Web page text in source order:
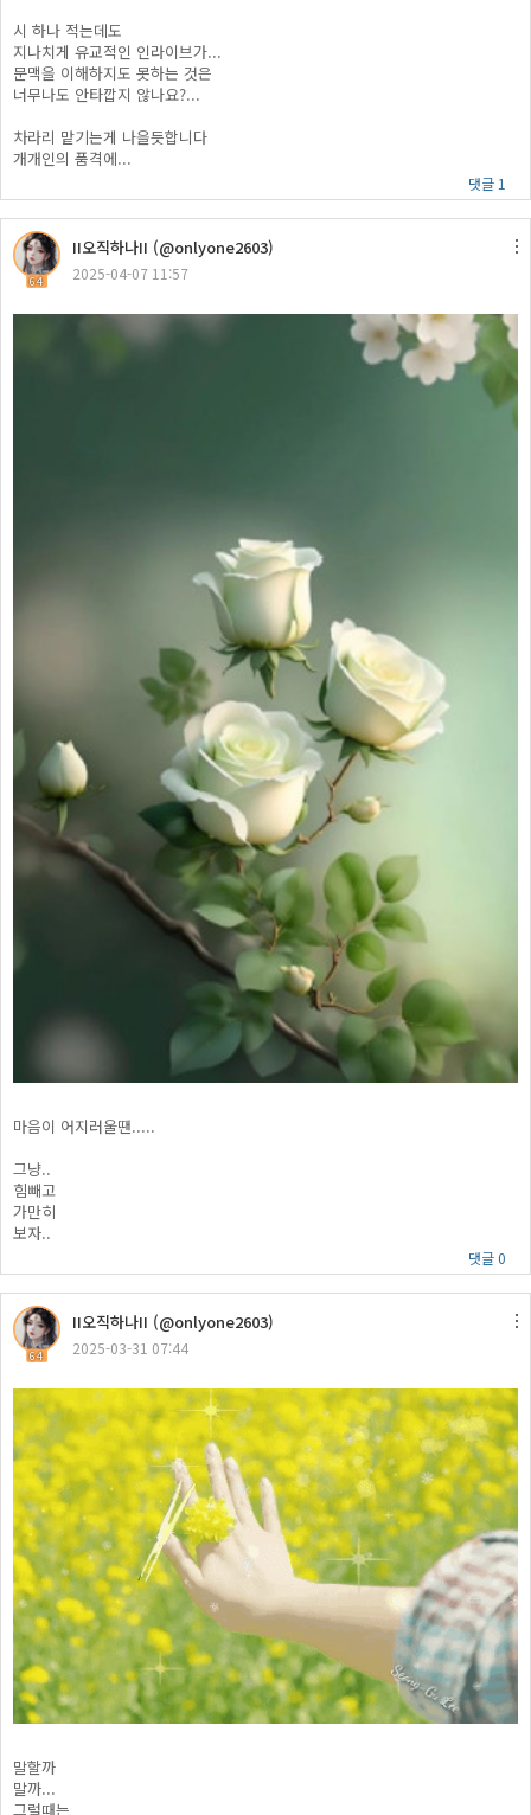
시 하나 적는데도
지나치게 유교적인 인라이브가...
문맥을 이해하지도 못하는 것은
너무나도 안타깝지 않나요?...
차라리 맡기는게 나을듯합니다
개개인의 품격에...
댓글 1
64
II오직하나II (@onlyone2603)
2025-04-07 11:57
마음이 어지러울땐.....
그냥..
힘빼고
가만히
보자..
댓글 0
64
II오직하나II (@onlyone2603)
2025-03-31 07:44
말할까
말까...
그럴때는